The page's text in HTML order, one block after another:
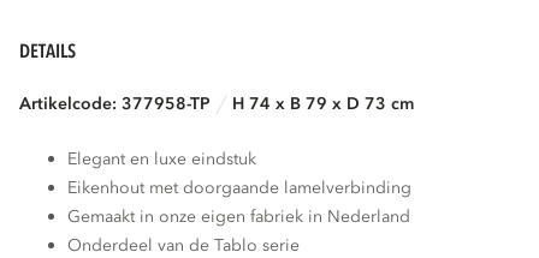
DETAILS
Artikelcode: 377958-TP H 74 x B 79 x D 73 cm
Elegant en luxe eindstuk
Eikenhout met doorgaande lamelverbinding
Gemaakt in onze eigen fabriek in Nederland
Onderdeel van de Tablo serie